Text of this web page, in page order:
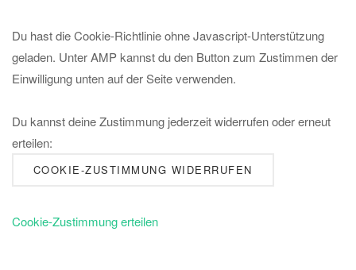
Du hast die Cookie-Richtlinie ohne Javascript-Unterstützung
geladen. Unter AMP kannst du den Button zum Zustimmen der
Einwilligung unten auf der Seite verwenden.
Du kannst deine Zustimmung jederzeit widerrufen oder erneut
erteilen:
COOKIE-ZUSTIMMUNG WIDERRUFEN
Cookie-Zustimmung erteilen